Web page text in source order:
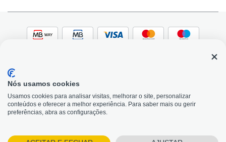
© 2026, Bildit. Todos os direitos reservados | Powered
by Toogas, with
Magento
Precisa de Ajuda?
Nós usamos cookies
Usamos cookies para analisar visitas, melhorar o site, personalizar
conteúdos e oferecer a melhor experiência. Para saber mais ou gerir
preferências, abra as configurações.